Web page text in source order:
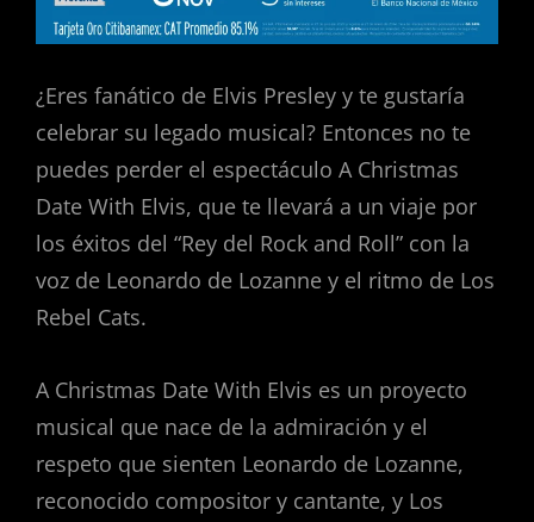
¿Eres fanático de Elvis Presley y te gustaría
celebrar su legado musical? Entonces no te
puedes perder el espectáculo A Christmas
Date With Elvis, que te llevará a un viaje por
los éxitos del “Rey del Rock and Roll” con la
voz de Leonardo de Lozanne y el ritmo de Los
Rebel Cats.
A Christmas Date With Elvis es un proyecto
musical que nace de la admiración y el
respeto que sienten Leonardo de Lozanne,
reconocido compositor y cantante, y Los